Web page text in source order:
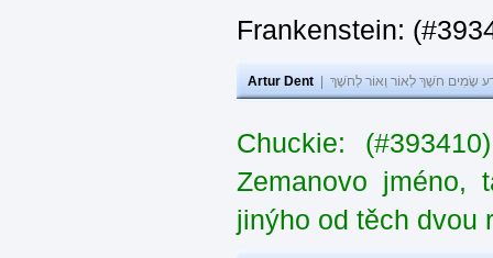
Frankenstein:
Artur Dent שָׂמִים חֹשֶׁךְ לְאוֹר וְאוֹר לְחֹשֶׁךְ
Chuckie:
Zemanovo jméno,
jinýho od těch dvou